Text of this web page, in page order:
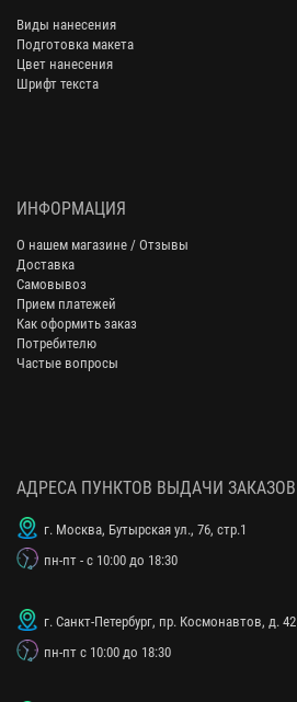
Виды нанесения
Подготовка макета
Цвет нанесения
Шрифт текста
ИНФОРМАЦИЯ
О нашем магазине / Отзывы
Доставка
Самовывоз
Прием платежей
Как оформить заказ
Потребителю
Частые вопросы
АДРЕСА ПУНКТОВ ВЫДАЧИ ЗАКАЗОВ
г. Москва, Бутырская ул., 76, стр.1
пн-пт - с 10:00 до 18:30
г. Санкт-Петербург, пр. Космонавтов, д. 42
пн-пт с 10:00 до 18:30